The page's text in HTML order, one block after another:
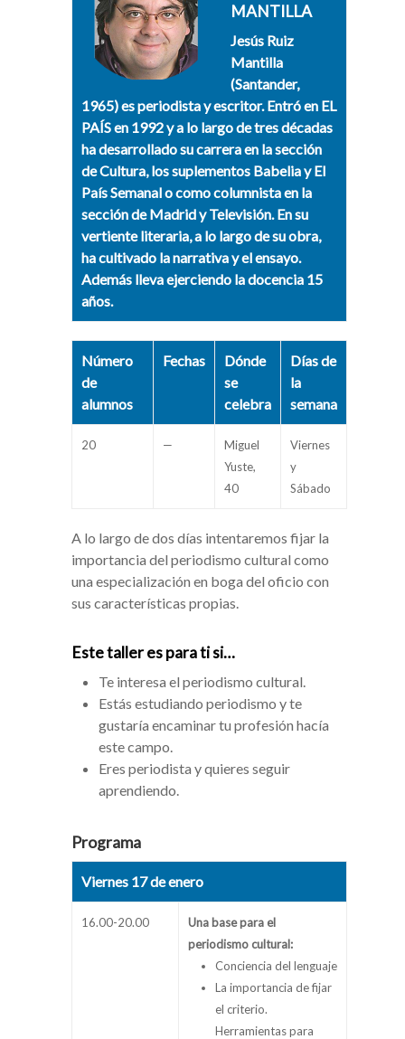
MANTILLA
Jesús Ruiz
Mantilla
(Santander,
1965) es periodista y escritor. Entró en EL
PAÍS en 1992 y a lo largo de tres décadas
ha desarrollado su carrera en la sección
de Cultura, los suplementos Babelia y El
País Semanal o como columnista en la
sección de Madrid y Televisión. En su
vertiente literaria, a lo largo de su obra,
ha cultivado la narrativa y el ensayo.
Además lleva ejerciendo la docencia 15
años.
Número
de
alumnos
Fechas
Dónde
se
celebra
Días de
la
semana
20 —
Miguel
Yuste,
40
Viernes
y
Sábado
A lo largo de dos días intentaremos fijar la
importancia del periodismo cultural como
una especialización en boga del oficio con
sus características propias.
Este taller es para ti si…
Te interesa el periodismo cultural.
Estás estudiando periodismo y te
gustaría encaminar tu profesión hacía
este campo.
Eres periodista y quieres seguir
aprendiendo.
Programa
Viernes 17 de enero
16.00-20.00
Una base para el
periodismo cultural:
Conciencia del lenguaje
La importancia de fijar
el criterio.
Herramientas para